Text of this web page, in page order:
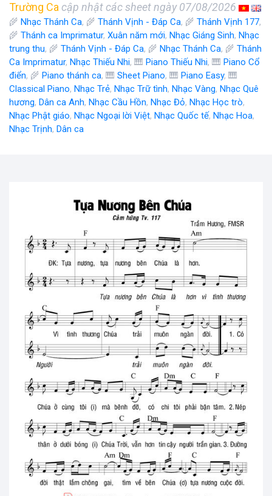
Trường Ca cập nhật các sheet ngày 07/08/2026
🌾 Nhạc Thánh Ca, 🌾 Thánh Vịnh - Đáp Ca, 🌾 Thánh Vịnh 177,
🌾 Thánh ca Imprimatur, Xuân năm mới, Nhạc Giáng Sinh, Nhạc
trung thu, 🌾 Thánh Vịnh - Đáp Ca, 🌾 Nhạc Thánh Ca, 🌾 Thánh
Ca Imprimatur, Nhạc Thiếu Nhi, 🎹 Piano Thiếu Nhi, 🎹 Piano Cổ
điển, 🌾 Piano thánh ca, 🎹 Sheet Piano, 🎹 Piano Easy, 🎹
Classical Piano, Nhạc Trẻ, Nhạc Trữ tình, Nhạc Vàng, Nhạc Quê
hương, Dân ca Anh, Nhạc Cầu Hồn, Nhạc Đỏ, Nhạc Học trò,
Nhạc Phật giáo, Nhạc Ngoại lời Việt, Nhạc Quốc tế, Nhạc Hoa,
Nhạc Trịnh, Dân ca